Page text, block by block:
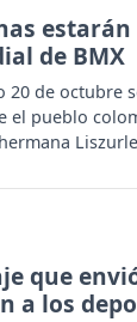
de BMX
20 de octubre
el pueblo
que
a los